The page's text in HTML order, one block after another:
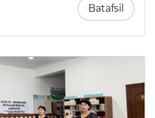
Batafsil